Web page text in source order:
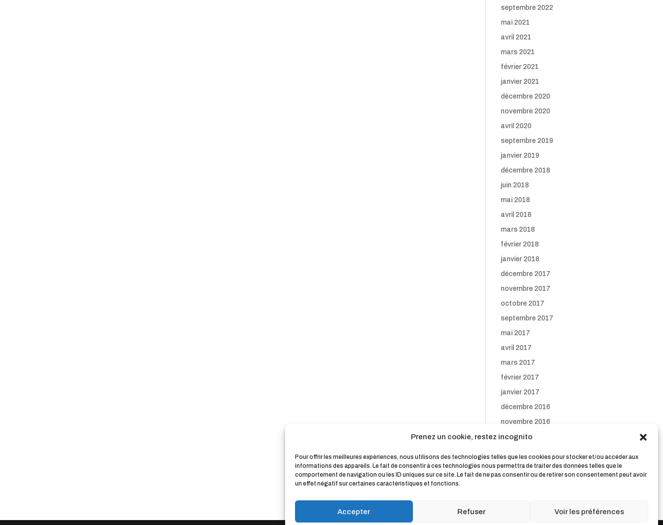
Prenez un cookie, restez incognito
Pour offrir les meilleures expériences, nous utilisons des technologies telles que les cookies pour stocker et/ou accéder aux
informations des appareils. Le fait de consentir à ces technologies nous permettra de traiter des données telles que le
comportement de navigation ou les ID uniques sur ce site. Le fait de ne pas consentir ou de retirer son consentement peut avoir
un effet négatif sur certaines caractéristiques et fonctions.
Accepter Refuser Voir les préférences
septembre 2022
mai 2021
avril 2021
mars 2021
février 2021
janvier 2021
décembre 2020
novembre 2020
avril 2020
septembre 2019
janvier 2019
décembre 2018
juin 2018
mai 2018
avril 2018
mars 2018
février 2018
janvier 2018
décembre 2017
novembre 2017
octobre 2017
septembre 2017
mai 2017
avril 2017
mars 2017
février 2017
janvier 2017
décembre 2016
novembre 2016
octobre 2016